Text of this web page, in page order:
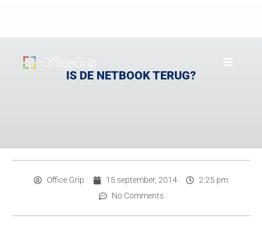
IS DE NETBOOK TERUG?
Office Grip 15 september, 2014
2:25 pm
No Comments